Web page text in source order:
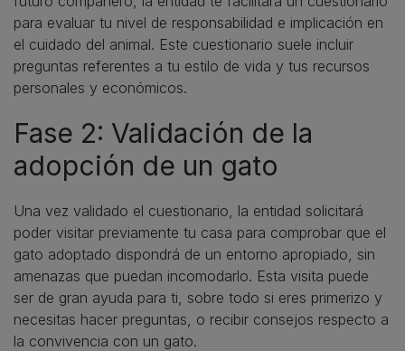
para evaluar tu nivel de responsabilidad e implicación en
el cuidado del animal. Este cuestionario suele incluir
preguntas referentes a tu estilo de vida y tus recursos
personales y económicos.
Fase 2: Validación de la
adopción de un gato
Una vez validado el cuestionario, la entidad solicitará
poder visitar previamente tu casa para comprobar que el
gato adoptado dispondrá de un entorno apropiado, sin
amenazas que puedan incomodarlo. Esta visita puede
ser de gran ayuda para ti, sobre todo si eres primerizo y
necesitas hacer preguntas, o recibir consejos respecto a
la convivencia con un gato.